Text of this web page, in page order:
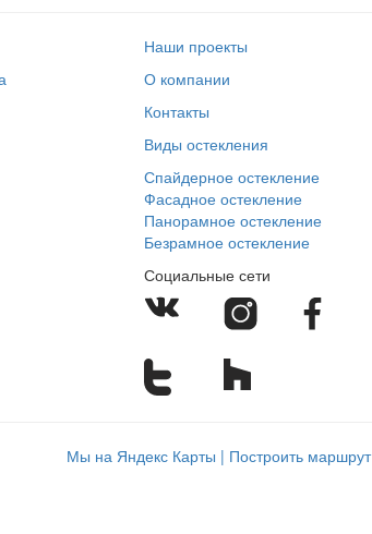
Наши проекты
О компании
Контакты
Виды остекления
Спайдерное остекление
Фасадное остекление
Панорамное остекление
Безрамное остекление
Социальные сети
Мы на Яндекс Карты | Построить маршрут